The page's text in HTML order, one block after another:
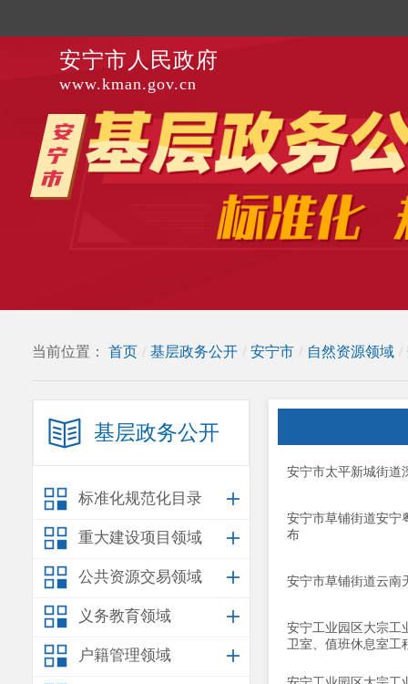
安宁市人民政府
www.kman.gov.cn
当前位置： 首页 / 基层政务公开 / 安宁市 / 自然资源领域 /
基层政务公开
标准化规范化目录
重大建设项目领域
公共资源交易领域
义务教育领域
户籍管理领域
安宁市太平新城街道
安宁市草铺街道安宁
布
安宁市草铺街道云南
安宁工业园区大宗工
卫室、值班休息室工